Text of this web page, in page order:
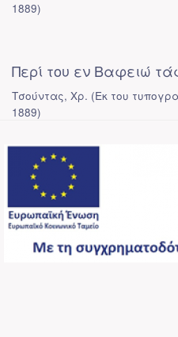
1889)
Περί του εν Βαφειώ
Τσούντας, Χρ. (Εκ του
1889)